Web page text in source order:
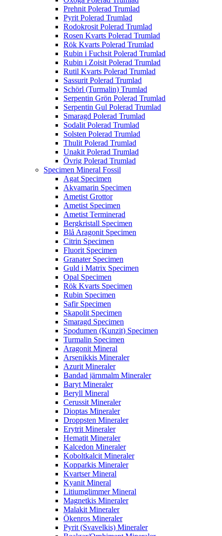
Prehnit Polerad Trumlad
Pyrit Polerad Trumlad
Rodokrosit Polerad Trumlad
Rosen Kvarts Polerad Trumlad
Rök Kvarts Polerad Trumlad
Rubin i Fuchsit Polerad Trumlad
Rubin i Zoisit Polerad Trumlad
Rutil Kvarts Polerad Trumlad
Sassurit Polerad Trumlad
Schörl (Turmalin) Trumlad
Serpentin Grön Polerad Trumlad
Serpentin Gul Polerad Trumlad
Smaragd Polerad Trumlad
Sodalit Polerad Trumlad
Solsten Polerad Trumlad
Thulit Polerad Trumlad
Unakit Polerad Trumlad
Övrig Polerad Trumlad
Specimen Mineral Fossil
Agat Specimen
Akvamarin Specimen
Ametist Grottor
Ametist Specimen
Ametist Terminerad
Bergkristall Specimen
Blå Aragonit Specimen
Citrin Specimen
Fluorit Specimen
Granater Specimen
Guld i Matrix Specimen
Opal Specimen
Rök Kvarts Specimen
Rubin Specimen
Safir Specimen
Skapolit Specimen
Smaragd Specimen
Spodumen (Kunzit) Specimen
Turmalin Specimen
Aragonit Mineral
Arsenikkis Mineraler
Azurit Mineraler
Bandad järnmalm Mineraler
Baryt Mineraler
Beryll Mineral
Cerussit Mineraler
Dioptas Mineraler
Droppsten Mineraler
Erytrit Mineraler
Hematit Mineraler
Kalcedon Mineraler
Koboltkalcit Mineraler
Kopparkis Mineraler
Kvartser Mineral
Kyanit Mineral
Litiumglimmer Mineral
Magnetkis Mineraler
Malakit Mineraler
Ökenros Mineraler
Pyrit (Svavelkis) Mineraler